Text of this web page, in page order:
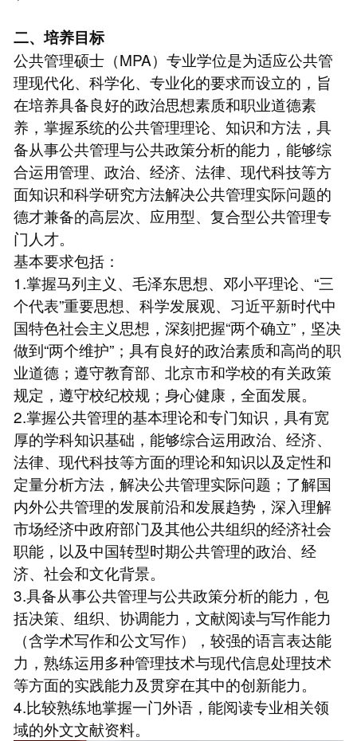
二、培养目标
公共管理硕士（MPA）专业学位是为适应公共管
理现代化、科学化、专业化的要求而设立的，旨
在培养具备良好的政治思想素质和职业道德素
养，掌握系统的公共管理理论、知识和方法，具
备从事公共管理与公共政策分析的能力，能够综
合运用管理、政治、经济、法律、现代科技等方
面知识和科学研究方法解决公共管理实际问题的
德才兼备的高层次、应用型、复合型公共管理专
门人才。
基本要求包括：
1.掌握马列主义、毛泽东思想、邓小平理论、“三
个代表”重要思想、科学发展观、习近平新时代中
国特色社会主义思想，深刻把握“两个确立”，坚决
做到“两个维护”；具有良好的政治素质和高尚的职
业道德；遵守教育部、北京市和学校的有关政策
规定，遵守校纪校规；身心健康，全面发展。
2.掌握公共管理的基本理论和专门知识，具有宽
厚的学科知识基础，能够综合运用政治、经济、
法律、现代科技等方面的理论和知识以及定性和
定量分析方法，解决公共管理实际问题；了解国
内外公共管理的发展前沿和发展趋势，深入理解
市场经济中政府部门及其他公共组织的经济社会
职能，以及中国转型时期公共管理的政治、经
济、社会和文化背景。
3.具备从事公共管理与公共政策分析的能力，包
括决策、组织、协调能力，文献阅读与写作能力
（含学术写作和公文写作），较强的语言表达能
力，熟练运用多种管理技术与现代信息处理技术
等方面的实践能力及贯穿在其中的创新能力。
4.比较熟练地掌握一门外语，能阅读专业相关领
域的外文文献资料。